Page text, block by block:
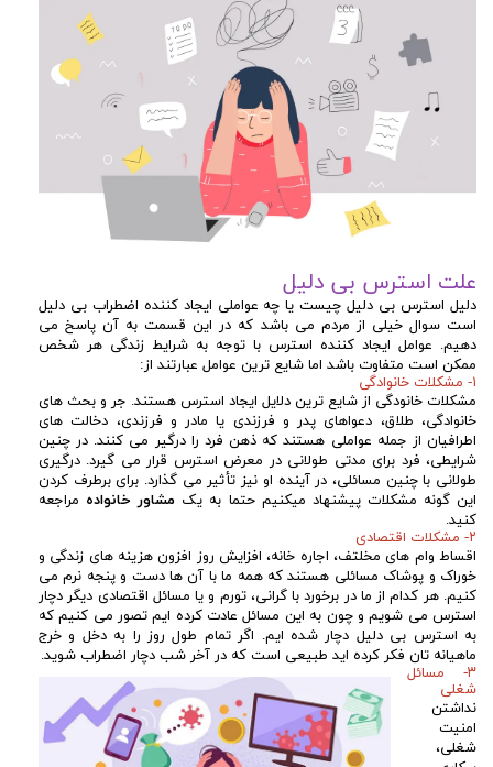
علت استرس بی دلیل
دلیل استرس بی دلیل چیست یا چه عواملی ایجاد کننده اضطراب بی دلیل
است سوال خیلی از مردم می باشد که در این قسمت به آن پاسخ می
دهیم. عوامل ایجاد کننده استرس با توجه به شرایط زندگی هر شخص
ممکن است متفاوت باشد اما شایع ترین عوامل عبارتند از:
۱- مشکلات خانوادگی
مشکلات خانودگی از شایع ترین دلایل ایجاد استرس هستند. جر و بحث های
خانوادگی، طلاق، دعواهای پدر و فرزندی یا مادر و فرزندی، دخالت های
اطرافیان از جمله عواملی هستند که ذهن فرد را درگیر می کنند. در چنین
شرایطی، فرد برای مدتی طولانی در معرض استرس قرار می گیرد. درگیری
طولانی با چنین مسائلی، در آینده او نیز تأثیر می گذارد. برای برطرف کردن
این گونه مشکلات پیشنهاد میکنیم حتما به یک مشاور خانواده مراجعه
کنید.
۲- مشکلات اقتصادی
اقساط وام های مخلتف، اجاره خانه، افزایش روز افزون هزینه های زندگی و
خوراک و پوشاک مسائلی هستند که همه ما با آن ها دست و پنجه نرم می
کنیم. هر کدام از ما در برخورد با گرانی، تورم و یا مسائل اقتصادی دیگر دچار
استرس می شویم و چون به این مسائل عادت کرده ایم تصور می کنیم که
به استرس بی دلیل دچار شده ایم. اگر تمام طول روز را به دخل و خرج
ماهیانه تان فکر کرده اید طبیعی است که در آخر شب دچار اضطراب شوید.
۳- مسائل
شغلی
نداشتن
امنیت
شغلی،